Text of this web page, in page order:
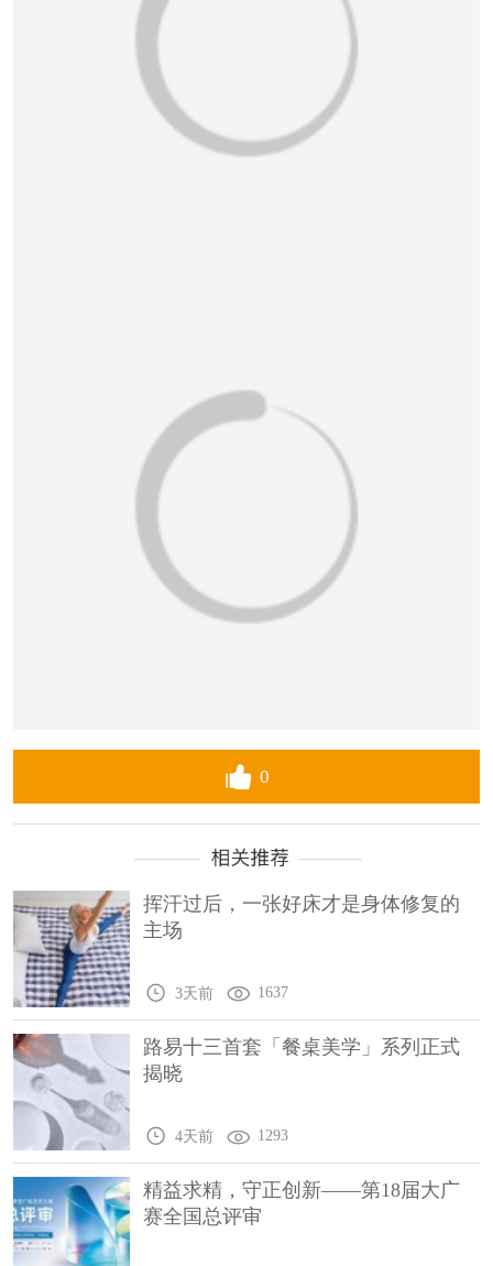
0
挥汗过后，一张好床才是身体修复的
主场
3天前 1637
路易十三首套「餐桌美学」系列正式
揭晓
4天前 1293
精益求精，守正创新——第18届大广
赛全国总评审